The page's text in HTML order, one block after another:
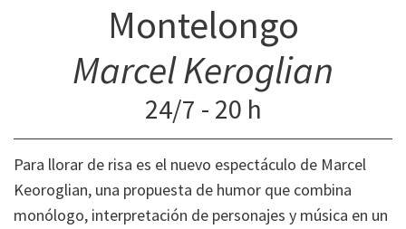
Montelongo
Marcel Keroglian
24/7 - 20 h
Para llorar de risa es el nuevo espectáculo de Marcel
Keoroglian, una propuesta de humor que combina
monólogo, interpretación de personajes y música en un